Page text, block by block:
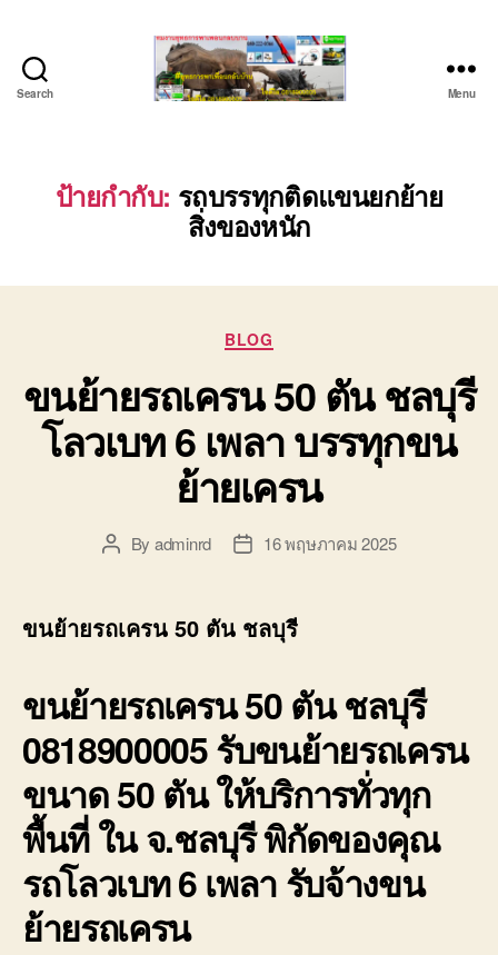
Search
ยก
ของ
หนัก
0818900005,
0800628488
Menu
ป้ายกำกับ: รถบรรทุกติดแขนยกย้าย
สิ่งของหนัก
Categories
BLOG
ขนย้ายรถเครน 50 ตัน ชลบุรี
โลวเบท 6 เพลา บรรทุกขน
ย้ายเครน
PostBy adminrd
Post16 พฤษภาคม 2025
ขนย้ายรถเครน 50 ตัน ชลบุรี
ขนย้ายรถเครน 50 ตัน ชลบุรี
0818900005 รับขนย้ายรถเครน
ขนาด 50 ตัน ให้บริการทั่วทุก
พื้นที่ ใน จ.ชลบุรี พิกัดของคุณ
รถโลวเบท 6 เพลา รับจ้างขน
ย้ายรถเครน